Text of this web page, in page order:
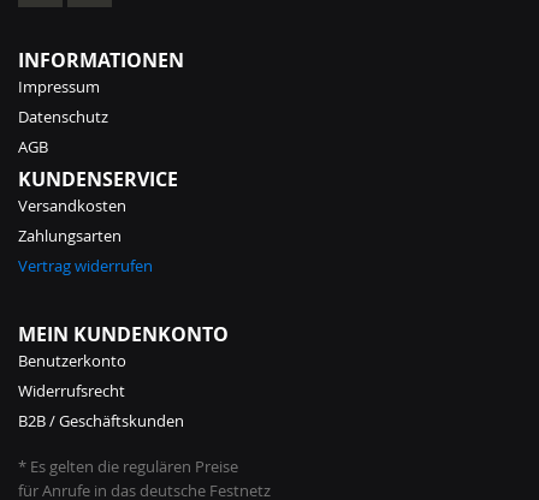
INFORMATIONEN
Impressum
Datenschutz
AGB
KUNDENSERVICE
Versandkosten
Zahlungsarten
Vertrag widerrufen
MEIN KUNDENKONTO
Benutzerkonto
Widerrufsrecht
B2B / Geschäftskunden
* Es gelten die regulären Preise
für Anrufe in das deutsche Festnetz